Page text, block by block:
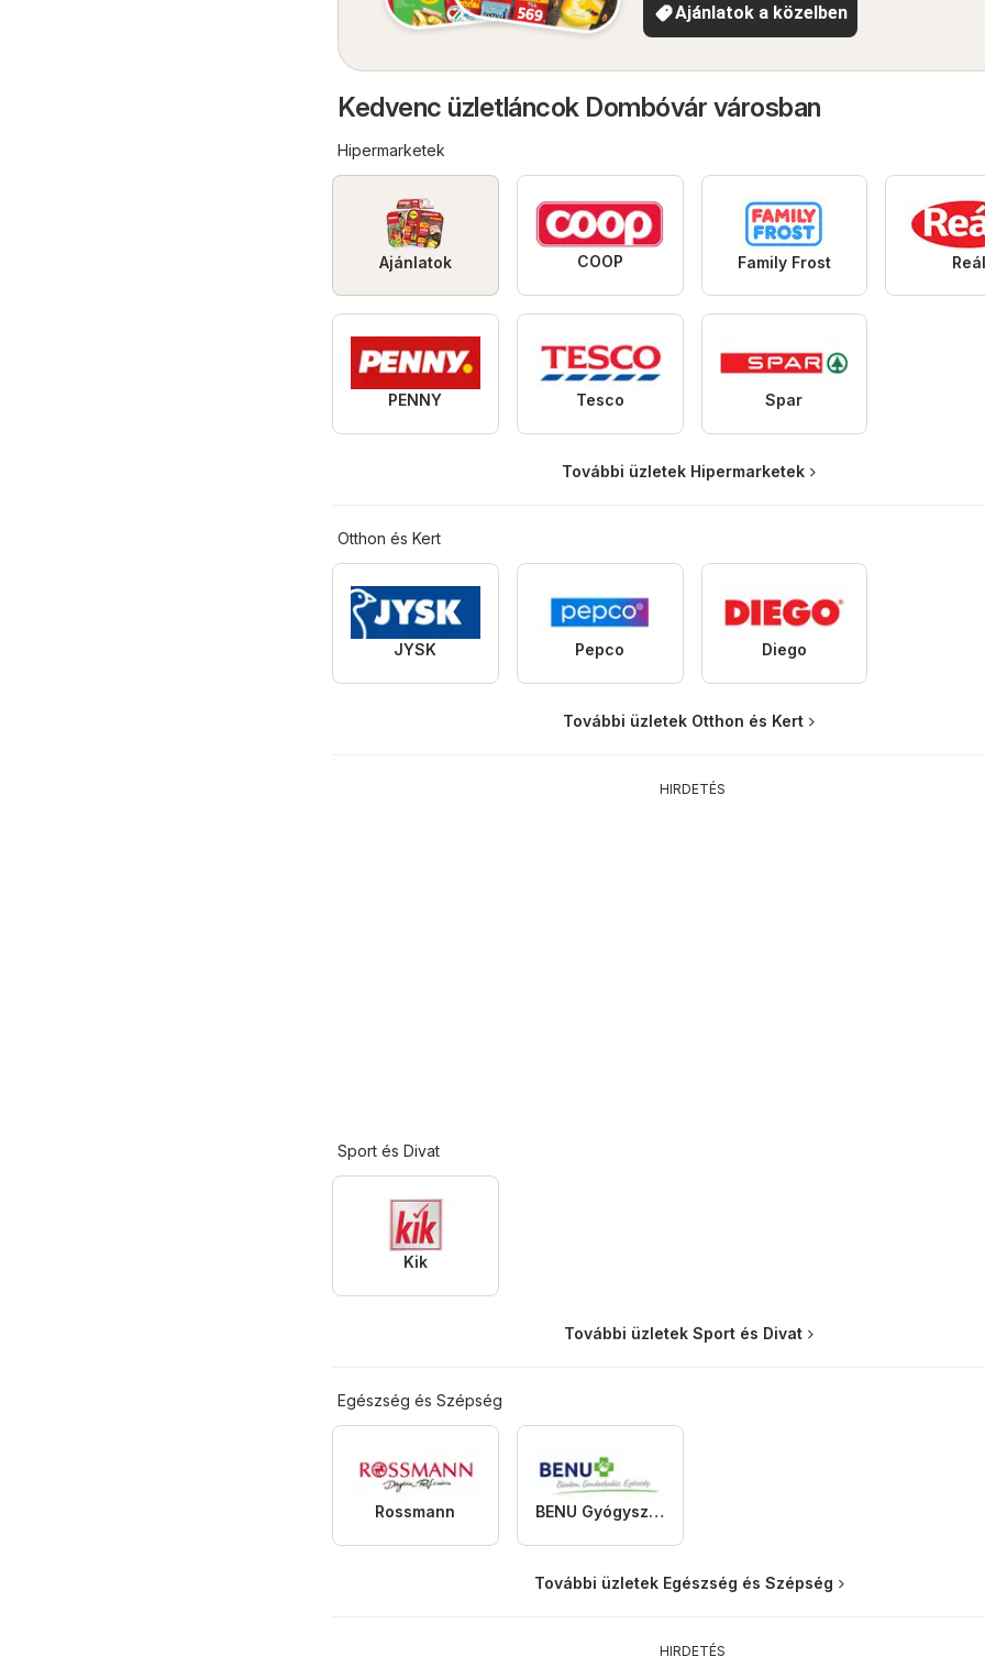
Ajánlatok a közelben
Kedvenc üzletláncok Dombóvár városban
Hipermarketek
Ajánlatok COOP Family Frost Reál
PENNY Tesco Spar
További üzletek Hipermarketek
Otthon és Kert
JYSK Pepco Diego
További üzletek Otthon és Kert
HIRDETÉS
Sport és Divat
Kik
További üzletek Sport és Divat
Egészség és Szépség
Rossmann BENU Gyógyszertárak
További üzletek Egészség és Szépség
HIRDETÉS